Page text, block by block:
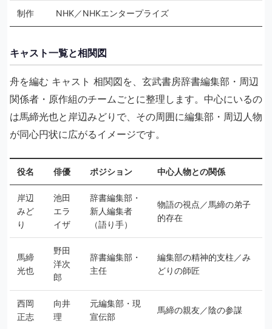
制作 NHK／NHKエンタープライズ
キャスト一覧と相関図
舟を編む キャスト 相関図を、玄武書房辞書編集部・周辺
関係者・原作組のチームごとに整理します。中心にいるの
は馬締光也と岸辺みどりで、その周囲に編集部・周辺人物
が同心円状に広がるイメージです。
役名 俳優 ポジション 中心人物との関係
岸辺
みど
り
池田
エラ
イザ
辞書編集部・
新人編集者
（語り手）
物語の視点／馬締の弟子
的存在
馬締
光也
野田
洋次
郎
辞書編集部・
主任
編集部の精神的支柱／み
どりの師匠
西岡
正志
向井
理
元編集部・現
宣伝部
馬締の親友／陰の参謀